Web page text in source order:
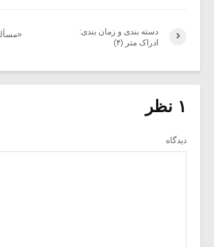
دسته بندی و زمان بندی:
ادراک متر (۴)
۱ نظر
دیدگاه